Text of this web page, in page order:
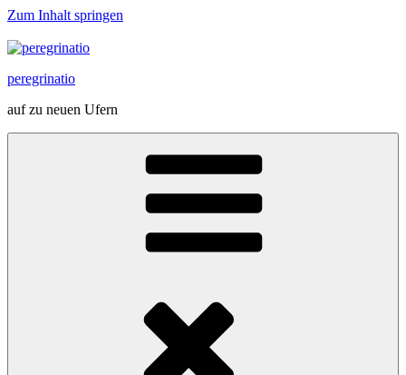
Zum Inhalt springen
peregrinatio
auf zu neuen Ufern